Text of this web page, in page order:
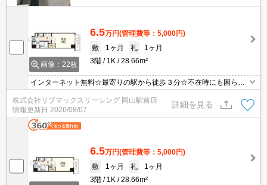
画像：22枚
6.5万円(管理費等：5,000円)
敷
1ヶ月 礼
1ヶ月
3階
1K 28.66m²
インターネット無料☆最寄りの駅から徒歩３分☆不在時にも困らな
い宅配ボックス完備☆収納力たっぷりのウォークインクローゼット
あり☆近くにスーパー・コンビニがあり、お買い物らくらく☆オー
トロック完備でセキュリティーは安心☆
株式会社リブマックスリーシング 岡山駅前店
情報更新日 2026/08/07
詳細を見る
6.5万円(管理費等：5,000円)
敷
1ヶ月 礼
1ヶ月
3階
1K 28.66m²